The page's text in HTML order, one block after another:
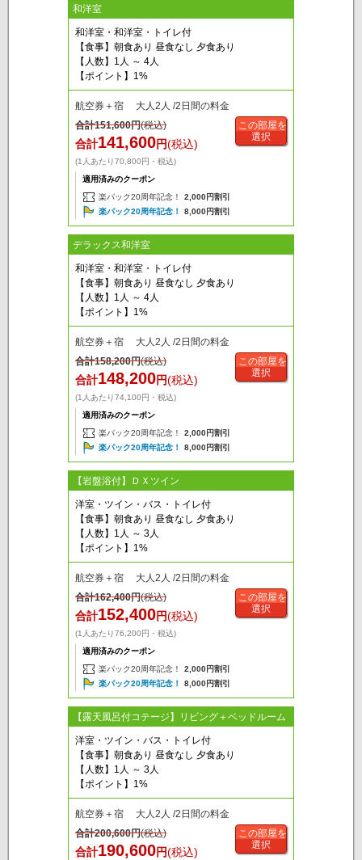
和洋室
和洋室・和洋室・トイレ付
【食事】朝食あり 昼食なし 夕食あり
【人数】1人 ～ 4人
【ポイント】1%
航空券＋宿 大人2人 /2日間の料金
合計151,600円(税込)
合計141,600円(税込)
(1人あたり70,800円・税込)
適用済みのクーポン
楽パック20周年記念！
2,000円割引
楽パック20周年記念！
8,000円割引
この部屋を
選択
デラックス和洋室
和洋室・和洋室・トイレ付
【食事】朝食あり 昼食なし 夕食あり
【人数】1人 ～ 4人
【ポイント】1%
航空券＋宿 大人2人 /2日間の料金
合計158,200円(税込)
合計148,200円(税込)
(1人あたり74,100円・税込)
適用済みのクーポン
楽パック20周年記念！
2,000円割引
楽パック20周年記念！
8,000円割引
この部屋を
選択
【岩盤浴付】ＤＸツイン
洋室・ツイン・バス・トイレ付
【食事】朝食あり 昼食なし 夕食あり
【人数】1人 ～ 3人
【ポイント】1%
航空券＋宿 大人2人 /2日間の料金
合計162,400円(税込)
合計152,400円(税込)
(1人あたり76,200円・税込)
適用済みのクーポン
楽パック20周年記念！
2,000円割引
楽パック20周年記念！
8,000円割引
この部屋を
選択
【露天風呂付コテージ】リビング＋ベッドルーム
洋室・ツイン・バス・トイレ付
【食事】朝食あり 昼食なし 夕食あり
【人数】1人 ～ 3人
【ポイント】1%
航空券＋宿 大人2人 /2日間の料金
合計200,600円(税込)
合計190,600円(税込)
この部屋を
選択